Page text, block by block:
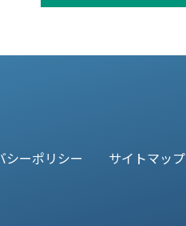
シーポリシー サイトマップ